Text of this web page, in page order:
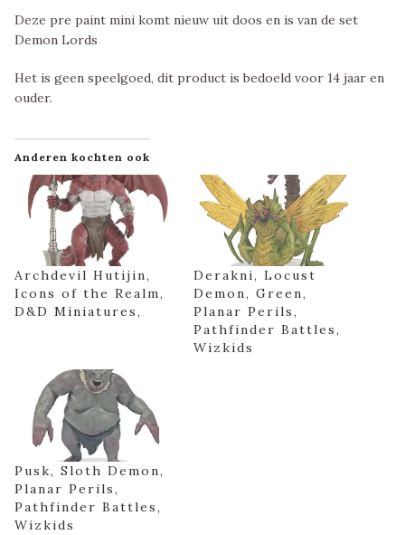
Deze pre paint mini komt nieuw uit doos en is van de set
Demon Lords
Het is geen speelgoed, dit product is bedoeld voor 14 jaar en
ouder.
Anderen kochten ook
Archdevil Hutijin,
Icons of the Realm,
D&D Miniatures,
Derakni, Locust
Demon, Green,
Planar Perils,
Pathfinder Battles,
Wizkids
Pusk, Sloth Demon,
Planar Perils,
Pathfinder Battles,
Wizkids